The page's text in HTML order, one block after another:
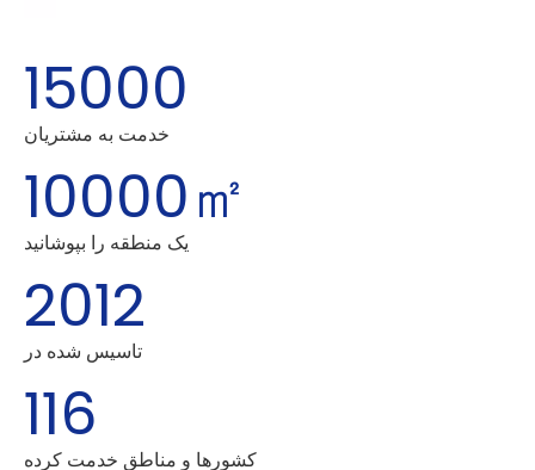
15000
خدمت به مشتریان
10000㎡
یک منطقه را بپوشانید
2012
تاسیس شده در
116
کشورها و مناطق خدمت کرده